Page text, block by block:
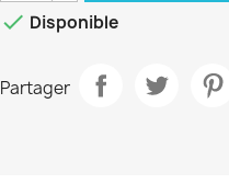
 Disponible
Partager